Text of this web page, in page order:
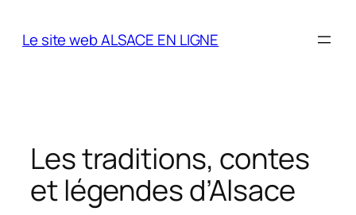
Le site web ALSACE EN LIGNE
Les traditions, contes
et légendes d’Alsace